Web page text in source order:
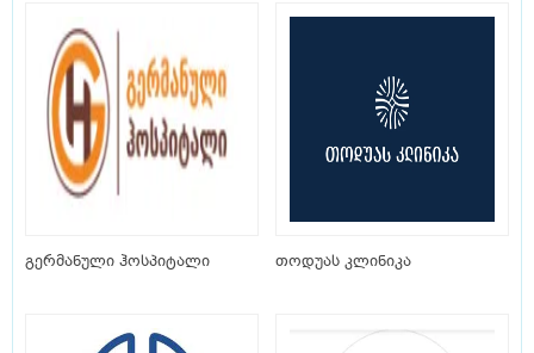
გერმანული ჰოსპიტალი თოდუას კლინიკა